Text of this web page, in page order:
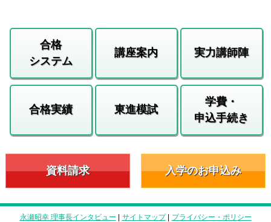
合格
システム
講座案内 実力講師陣
合格実績 東進模試
学費・
申込手続き
資料請求 入学のお申込み
永瀬昭幸 理事長インタビュー | サイトマップ| プライバシー・ポリシー